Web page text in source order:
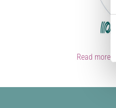
Read more…